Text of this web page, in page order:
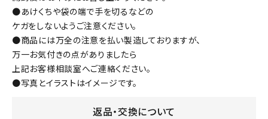
●あけくちや袋の端で手を切るなどの
ケガをしないようご注意ください。
●商品には万全の注意を払い製造しておりますが、
万一お気付きの点がありましたら
上記お客様相談室へご連絡ください。
●写真とイラストはイメージです。
返品・交換について